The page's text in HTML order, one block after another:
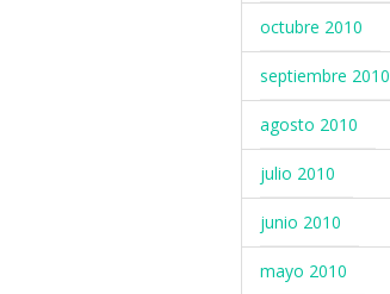
octubre 2010
septiembre 2010
agosto 2010
julio 2010
junio 2010
mayo 2010